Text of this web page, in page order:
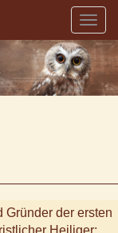
Gründer der ersten
Heiliger;